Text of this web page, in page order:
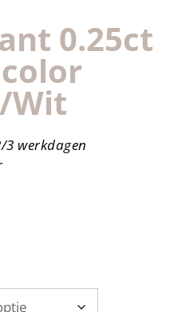
0.25ct
wit
werkdagen